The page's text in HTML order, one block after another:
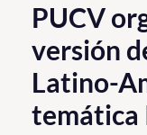
PUCV
Vinculación con el
Admisión
PUCV
versión
Latino-
temática